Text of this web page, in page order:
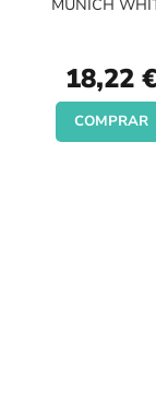
MUNICH
18,22 €
COMPRAR